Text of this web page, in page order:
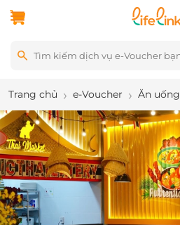
Trang chủ e-Voucher Ăn uống